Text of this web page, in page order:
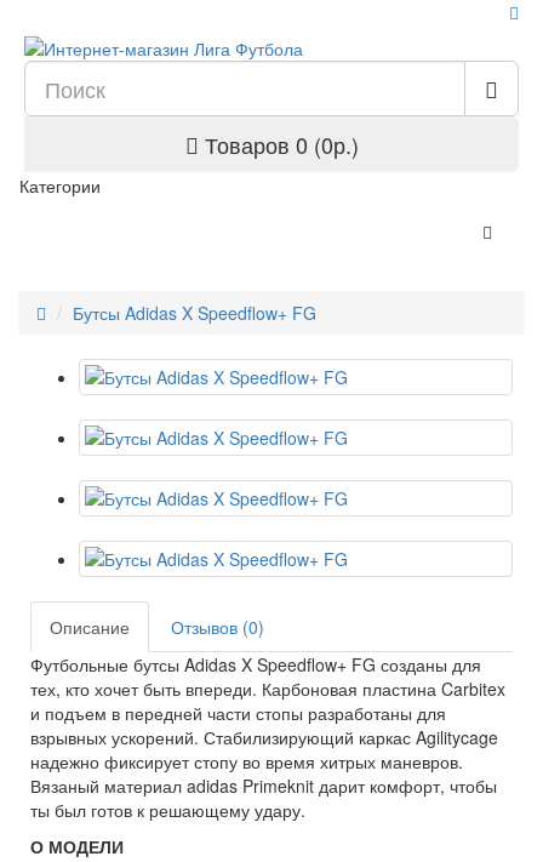
Товаров 0 (0р.)
Категории
Бутсы Adidas X Speedflow+ FG
Описание
Отзывов (0)
Футбольные бутсы Adidas X Speedflow+ FG созданы для
тех, кто хочет быть впереди. Карбоновая пластина Carbitex
и подъем в передней части стопы разработаны для
взрывных ускорений. Стабилизирующий каркас Agilitycage
надежно фиксирует стопу во время хитрых маневров.
Вязаный материал adidas Primeknit дарит комфорт, чтобы
ты был готов к решающему удару.
О МОДЕЛИ